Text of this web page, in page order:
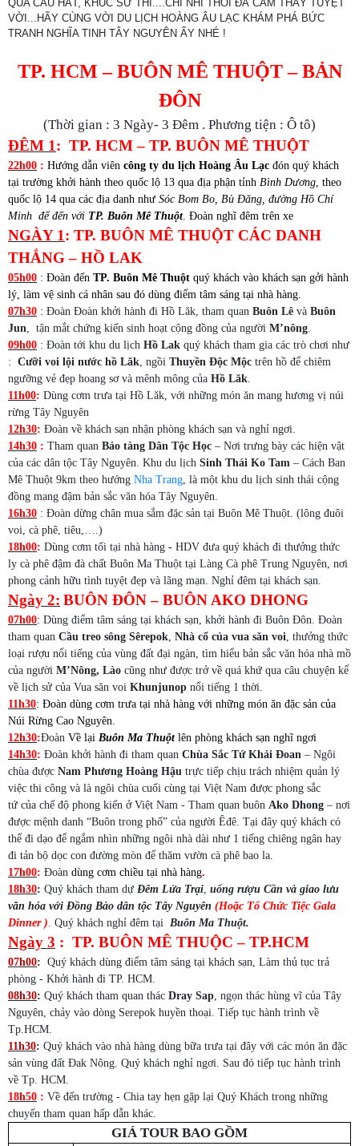
QUA CÂU HÁT, KHÚC SỬ THI....CHĨ NHĨ THÔI ĐÃ CẢM THẤY TUYỆT
VỜI...HÃY CÙNG VỜI DU LỊCH HOÀNG ÂU LẠC KHÁM PHÁ BỨC
TRANH NGHĨA TINH TÂY NGUYÊN ẤY NHÉ !
TP. HCM – BUÔN MÊ THUỘT – BẢN
ĐÔN
(Thời gian : 3 Ngày- 3 Đêm . Phương tiện : Ô tô)
ĐÊM 1: TP. HCM – TP. BUÔN MÊ THUỘT
22h00 : Hướng dẫn viên công ty du lịch Hoàng Âu Lạc đón quý khách
tại trường khởi hành theo quốc lộ 13 qua địa phận tỉnh Bình Dương, theo
quốc lộ 14 qua các địa danh như Sóc Bom Bo, Bù Đăng, đường Hồ Chí
Minh để đến với TP. Buôn Mê Thuột. Đoàn nghĩ đêm trên xe
NGÀY 1: TP. BUÔN MÊ THUỘT CÁC DANH
THẮNG – HỒ LAK
05h00 : Đoàn đến TP. Buôn Mê Thuột quý khách vào khách sạn gởi hành
lý, làm vệ sinh cá nhân sau đó dùng điểm tâm sáng tại nhà hàng.
07h30 : Đoàn Đoàn khởi hành đi Hồ Lăk, tham quan Buôn Lê và Buôn
Jun, tận mắt chứng kiến sinh hoạt cộng đồng của người M’nông.
09h00 : Đoàn tới khu du lịch Hồ Lak quý khách tham gia các trò chơi như
: Cưỡi voi lội nước hồ Lăk, ngồi Thuyền Độc Mộc trên hồ để chiêm
ngưỡng vẻ đẹp hoang sơ và mênh mông của Hồ Lăk.
11h00: Dùng cơm trưa tại Hồ Lăk, với những món ăn mang hương vị núi
rừng Tây Nguyên
12h30: Đoàn về khách sạn nhận phòng khách sạn và nghỉ ngơi.
14h30 : Tham quan Bảo tàng Dân Tộc Học – Nơi trưng bày các hiện vật
của các dân tộc Tây Nguyên. Khu du lịch Sinh Thái Ko Tam – Cách Ban
Mê Thuột 9km theo hướng Nha Trang, là một khu du lịch sinh thái cộng
đồng mang đậm bản sắc văn hóa Tây Nguyên.
16h30 : Đoàn dừng chân mua sắm đặc sản tại Buôn Mê Thuột. (lông đuôi
voi, cà phê, tiêu,….)
18h00: Dùng cơm tối tại nhà hàng - HDV đưa quý khách đi thưởng thức
ly cà phê đậm đà chất Buôn Ma Thuột tại Làng Cà phê Trung Nguyên, nơi
phong cảnh hữu tình tuyệt đẹp và lãng mạn. Nghỉ đêm tại khách sạn.
Ngày 2: BUÔN ĐÔN – BUÔN AKO DHONG
07h00: Dùng điểm tâm sáng tại khách sạn, khởi hành đi Buôn Đôn. Đoàn
tham quan Cầu treo sông Sêrepok, Nhà cổ của vua săn voi, thưởng thức
loại rượu nổi tiếng của vùng đất đại ngàn, tìm hiểu bản sắc văn hóa nhà mồ
của người M’Nông, Lào cũng như được trở về quá khứ qua câu chuyện kể
về lịch sử của Vua săn voi Khunjunop nổi tiếng 1 thời.
11h30: Đoàn dùng cơm trưa tại nhà hàng với những món ăn đặc sản của
Núi Rừng Cao Nguyên.
12h30:Đoàn Về lại Buôn Ma Thuộtlên phòng khách sạn nghĩ ngơi
14h30: Đoàn khởi hành đi tham quan Chùa Sắc Tứ Khải Đoan – Ngôi
chùa được Nam Phương Hoàng Hậu trực tiếp chịu trách nhiệm quản lý
việc thi công và là ngôi chùa cuối cùng tại Việt Nam được phong sắc
tứ của chế độ phong kiến ở Việt Nam - Tham quan buôn Ako Dhong – nơi
được mệnh danh “Buôn trong phố” của người Êđê. Tại đây quý khách có
thể đi dạo để ngắm nhìn những ngôi nhà dài như 1 tiếng chiêng ngân hay
đi tản bộ dọc con đường mòn để thăm vườn cà phê bao la.
17h00: Đoàn dùng cơm chiều tại nhà hàng.
18h30: Quý khách tham dự Đêm Lửa Trại, uống rượu Cần và giao lưu
văn hóa với Đồng Bào dân tộc Tây Nguyên (Hoặc Tổ Chức Tiệc Gala
Dinner ). Quý khách nghỉ đêm tại Buôn Ma Thuột.
Ngày 3 : TP. BUÔN MÊ THUỘC – TP.HCM
07h00: Quý khách dùng điểm tâm sáng tại khách sạn, Làm thủ tục trả
phòng - Khởi hành đi TP. HCM.
08h30: Quý khách tham quan thác Dray Sap, ngọn thác hùng vĩ của Tây
Nguyên, chảy vào dòng Serepok huyền thoại. Tiếp tục hành trình về
Tp.HCM.
11h30: Quý khách vào nhà hàng dùng bữa trưa tại đây với các món ăn đặc
sản vùng đất Đak Nông. Quý khách nghỉ ngơi. Sau đó tiếp tục hành trình
về Tp. HCM.
18h50 : Về đến trường - Chia tay hẹn gặp lại Quý Khách trong những
chuyến tham quan hấp dẫn khác.
GIÁ TOUR BAO GỒM